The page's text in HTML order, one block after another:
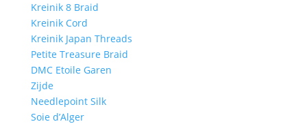
Kreinik 8 Braid
Kreinik Cord
Kreinik Japan Threads
Petite Treasure Braid
DMC Etoile Garen
Zijde
Needlepoint Silk
Soie d’Alger